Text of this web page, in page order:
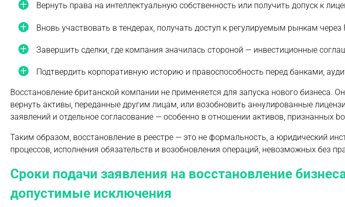
Вернуть права на интеллектуальную собственность или получить допуск к
Вновь участвовать в тендерах, получать доступ к регулируемым рынкам через
Завершить сделки, где компания значилась стороной — инвестиционные
Подтвердить корпоративную историю и правоспособность перед банками,
Восстановление британской компании не применяется для запуска нового бизнеса.
вернуть активы, переданные другим лицам, или возобновить аннулированные
заявлений и отдельное согласование — особенно в отношении активов, признанных
Таким образом, восстановление в реестре — это не формальность, а юридический
процессов, исполнения обязательств и возобновления операций, невозможных без
Сроки подачи заявления на восстановление
допустимые исключения